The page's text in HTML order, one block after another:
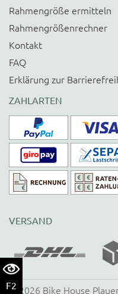
F2
Rahmengröße ermitteln
Rahmengrößenrechner
Kontakt
FAQ
Erklärung zur
ZAHLARTEN
VERSAND
© 2026 Bike House